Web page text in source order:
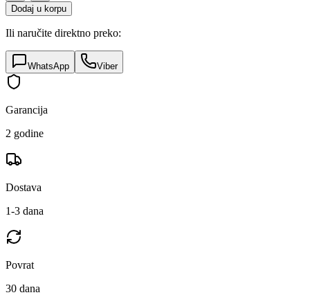
Dodaj u korpu
Ili naručite direktno preko:
WhatsApp Viber
Garancija
2 godine
Dostava
1-3 dana
Povrat
30 dana